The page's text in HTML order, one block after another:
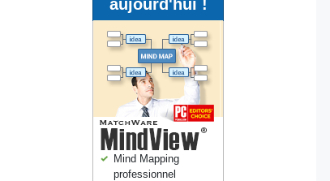
aujourd'hui !
Mind Mapping
professionnel